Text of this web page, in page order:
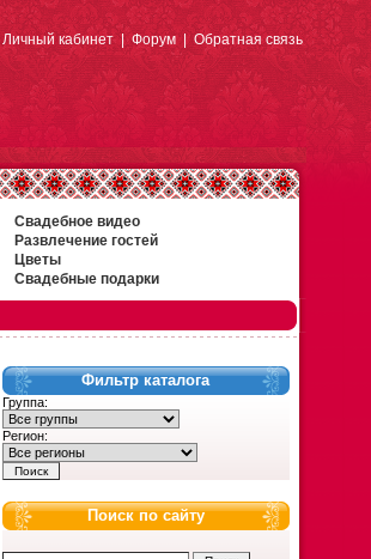
Личный кабинет|Форум| Обратная связь
Свадебное видео
Развлечение гостей
Цветы
Свадебные подарки
Фильтр каталога
Группа:
Регион:
Поиск по сайту